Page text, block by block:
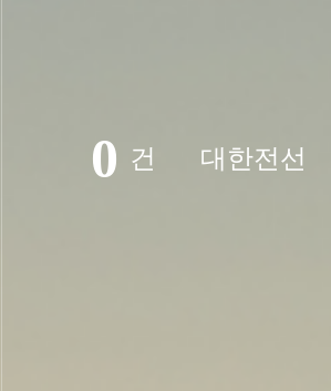
0 건 대한전선